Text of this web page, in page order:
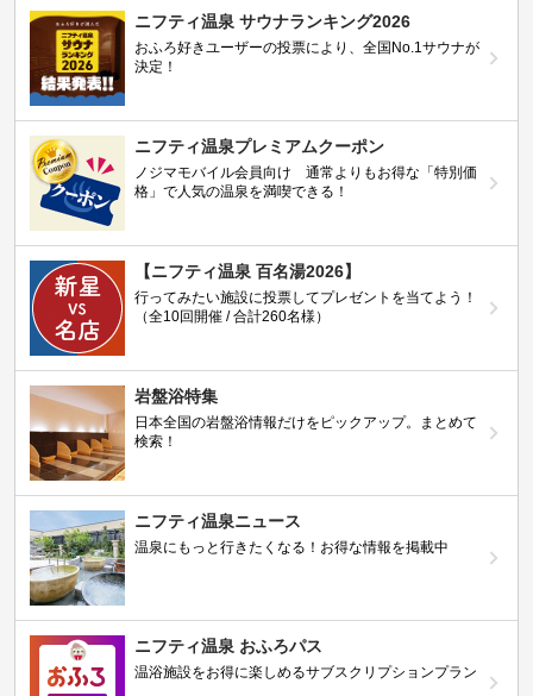
ニフティ温泉 サウナランキング2026
おふろ好きユーザーの投票により、全国No.1サウナが
決定！
ニフティ温泉プレミアムクーポン
ノジマモバイル会員向け 通常よりもお得な「特別価
格」で人気の温泉を満喫できる！
【ニフティ温泉 百名湯2026】
行ってみたい施設に投票してプレゼントを当てよう！
（全10回開催 / 合計260名様）
岩盤浴特集
日本全国の岩盤浴情報だけをピックアップ。まとめて
検索！
ニフティ温泉ニュース
温泉にもっと行きたくなる！お得な情報を掲載中
ニフティ温泉 おふろパス
温浴施設をお得に楽しめるサブスクリプションプラン